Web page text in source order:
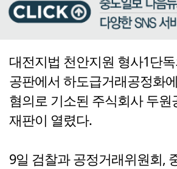
대전지법 천안지원 형사1단
공판에서 하도급거래공정화
혐의로 기소된 주식회사 두원
재판이 열렸다.
9일 검찰과 공정거래위원회,